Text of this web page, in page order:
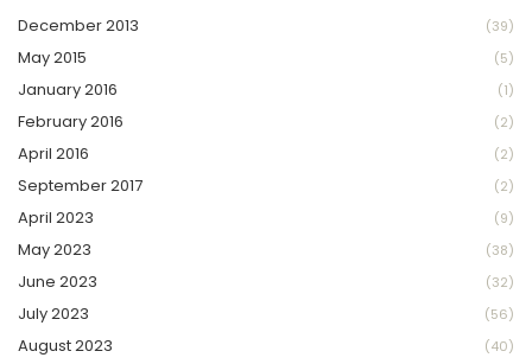
December 2013 (39)
May 2015 (5)
January 2016 (1)
February 2016 (2)
April 2016 (2)
September 2017 (2)
April 2023 (9)
May 2023 (38)
June 2023 (32)
July 2023 (56)
August 2023 (40)